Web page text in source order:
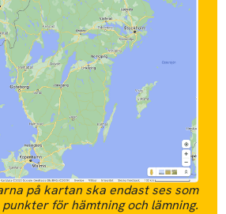
på kartan ska endast ses som
för hämtning och lämning.